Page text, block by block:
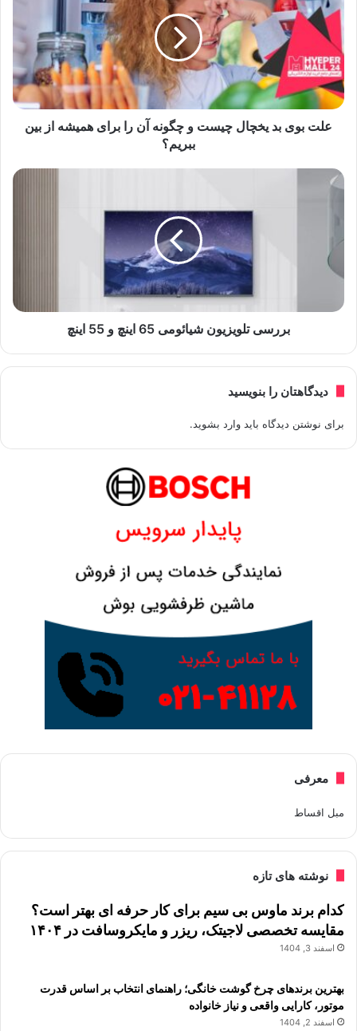
علت بوی بد یخچال چیست و چگونه آن را برای همیشه از بین
ببریم؟
بررسی تلویزیون شیائومی 65 اینچ و 55 اینچ
دیدگاهتان را بنویسید
برای نوشتن دیدگاه باید وارد بشوید.
معرفی
مبل اقساط
نوشته های تازه
کدام برند ماوس بی سیم برای کار حرفه ای بهتر است؟
مقایسه تخصصی لاجیتک، ریزر و مایکروسافت در ۱۴۰۴
اسفند 3, 1404
بهترین برندهای چرخ گوشت خانگی؛ راهنمای انتخاب بر اساس قدرت
موتور، کارایی واقعی و نیاز خانواده
اسفند 2, 1404